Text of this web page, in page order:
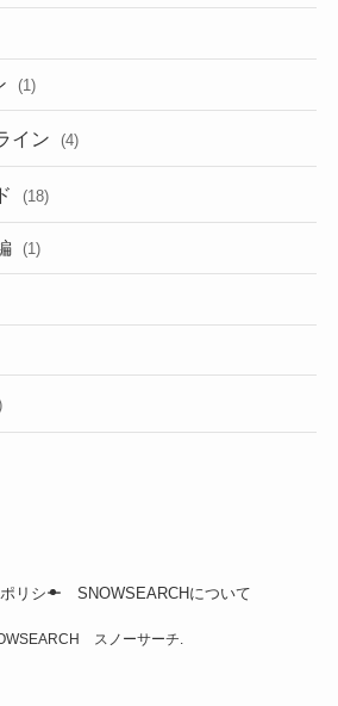
(1)
イン (4)
(18)
(1)
リシー SNOWSEARCHについて
スノーサーチ.